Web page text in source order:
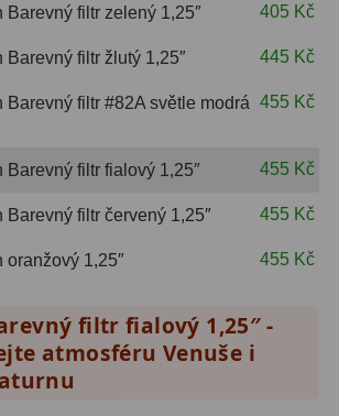
Barevný filtr zelený 1,25″ 405 Kč
Barevný filtr žlutý 1,25″ 445 Kč
Barevný filtr #82A světle modrá 455 Kč
Barevný filtr fialový 1,25″ 455 Kč
Barevný filtr červený 1,25″ 455 Kč
oranžový 1,25″ 455 Kč
filtr fialový 1,25″ -
atmosféru Venuše i